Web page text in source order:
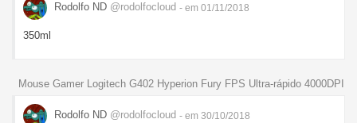
Rodolfo ND @rodolfocloud - em 01/11/2018
350ml
Mouse Gamer Logitech G402 Hyperion Fury FPS Ultra-rápido 4000DPI
Rodolfo ND @rodolfocloud - em 30/10/2018